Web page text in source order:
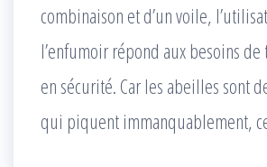
combinaison et d’un voile,
l’enfumoir répond aux besoins
en sécurité. Car les abeilles sont
qui piquent immanquablement,